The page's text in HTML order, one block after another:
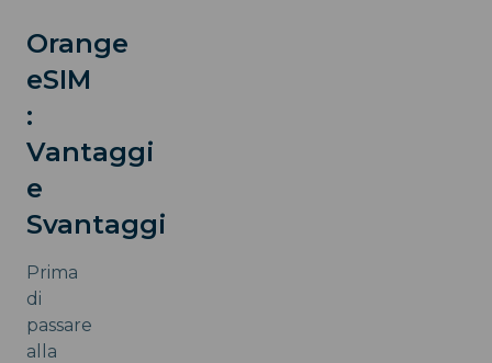
Orange
eSIM
:
Vantaggi
e
Svantaggi
Prima
di
passare
alla